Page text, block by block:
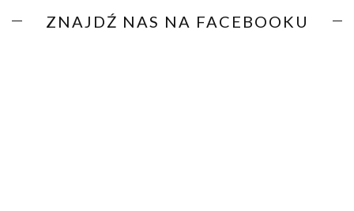
ZNAJDŹ NAS NA FACEBOOKU